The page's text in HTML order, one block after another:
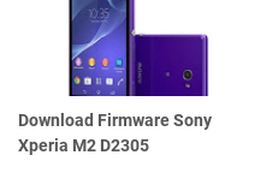
Download Firmware Sony
Xperia M2 D2305